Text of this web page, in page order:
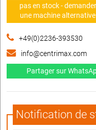
pas en stock - demander
une machine alternative
+49(0)2236-393530
info@centrimax.com
Partager sur
Notification de